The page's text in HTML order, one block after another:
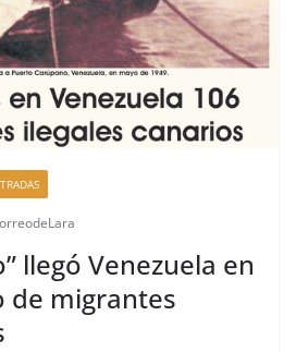
llegó Venezuela en
de migrantes